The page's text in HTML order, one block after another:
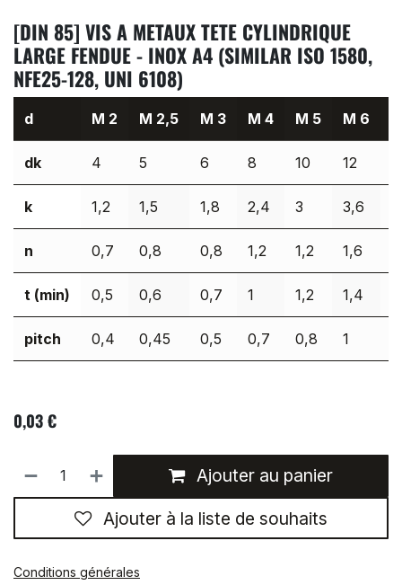
[DIN 85] VIS A METAUX TETE CYLINDRIQUE
LARGE FENDUE - INOX A4 (SIMILAR ISO 1580,
NFE25-128, UNI 6108)
d M 2 M 2,5 M 3 M 4 M 5 M 6
dk 4 5 6 8 10 12
k 1,2 1,5 1,8 2,4 3 3,6
n 0,7 0,8 0,8 1,2 1,2 1,6
t (min) 0,5 0,6 0,7 1 1,2 1,4
pitch 0,4 0,45 0,5 0,7 0,8 1
0,03€
Ajouter au panier
Ajouter à la liste de souhaits
Conditions générales